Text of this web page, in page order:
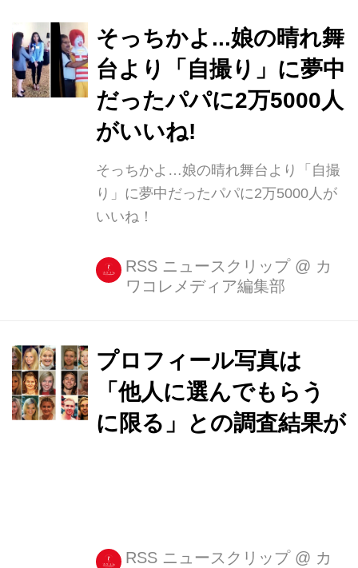
そっちかよ...娘の晴れ舞
台より「自撮り」に夢中
だったパパに2万5000人
がいいね!
そっちかよ…娘の晴れ舞台より「自撮
り」に夢中だったパパに2万5000人が
いいね！
RSS ニュースクリップ @ カ
ワコレメディア編集部
プロフィール写真は
「他人に選んでもらう
に限る」との調査結果が
RSS ニュースクリップ @ カ